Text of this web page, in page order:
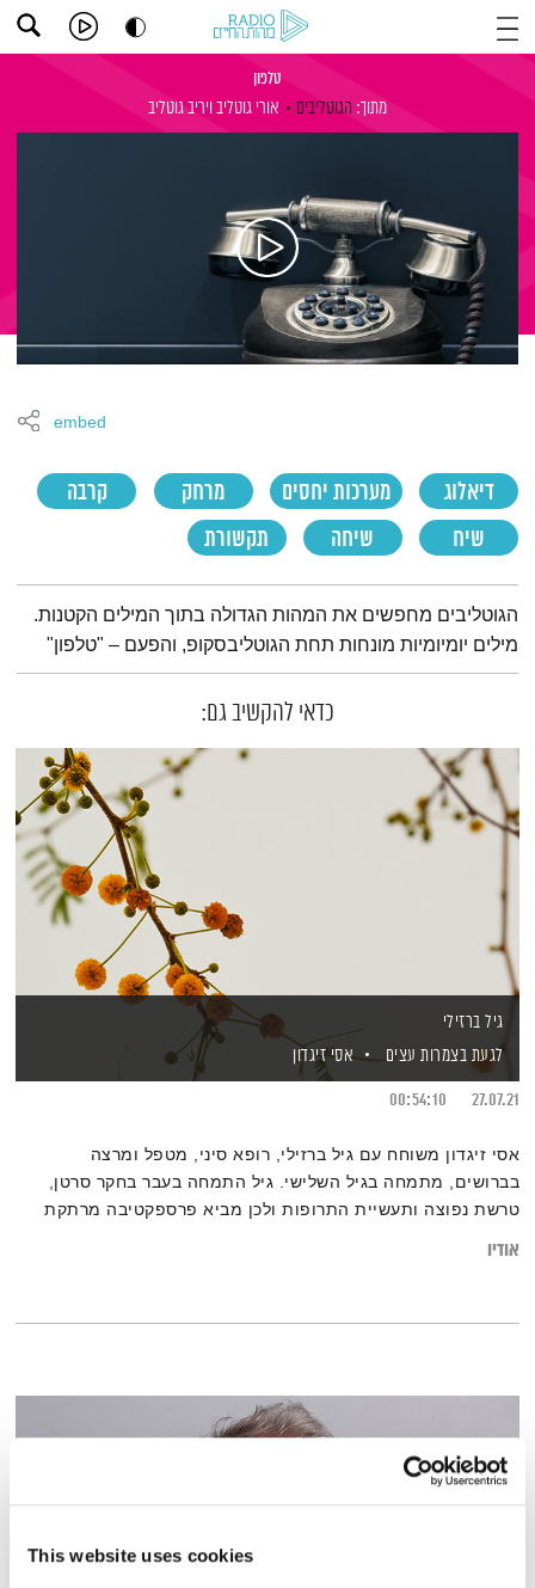
This website uses cookies
טלפון
מתוך: הגוטליבים אורי גוטליבויריב גוטליב
דיאלוג מערכות יחסים מרחק
קרבה
שיח
שיחה תקשורת
embed
תמצית הפודקאסט
הגוטליבים מחפשים את המהות הגדולה בתוך המילים הקטנות.
מילים יומיומיות מונחות תחת הגוטליבסקופ, והפעם – "טלפון"
כדאי להקשיב גם:
גיל ברזילי
לגעת בצמרות עצים
אסי זיגדון
27.07.21
00:54:10
אסי זיגדון משוחח עם גיל ברזילי, רופא סיני, מטפל ומרצה
בברושים, מתמחה בגיל השלישי. גיל התמחה בעבר בחקר סרטן,
טרשת נפוצה ותעשיית התרופות ולכן מביא פרספקטיבה מרתקת
אודיו